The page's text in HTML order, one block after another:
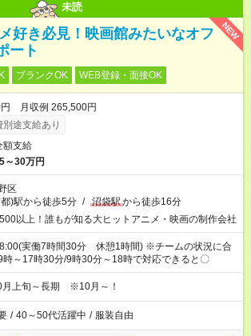
未読
NEW
好き必見！映画館みたいなオフ
ート
ブランクOK WEB登録・面接OK
月収例 265,500円
別途支給あり
額支給
～30万円
区
)駅から徒歩5分 / 沼袋駅から徒歩16分
以上！誰もが知る大ヒットアニメ・映画の制作会社
実働7時間30分 休憩1時間) ※チームの状況に合
時～17時30分/9時30分～18時で対応できると〇
月上旬～長期 ※10月～！
/ 40～50代活躍中 / 服装自由